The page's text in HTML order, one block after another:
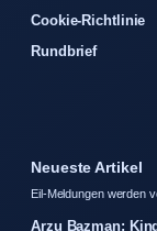
Cookie-Richtlinie
Rundbrief
Neueste Artikel
Eil-Meldungen werden
Arzu Bazman: